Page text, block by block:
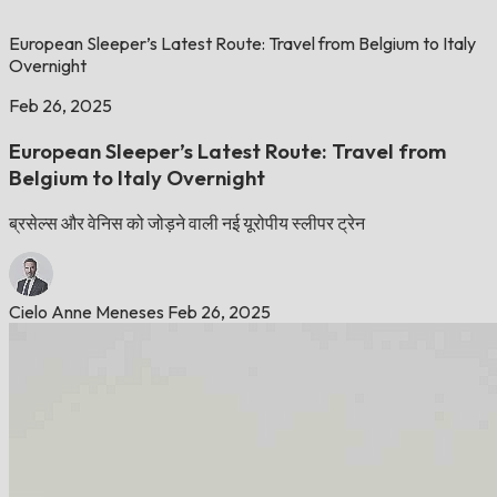
European Sleeper’s Latest Route: Travel from Belgium to Italy
Overnight
Feb 26, 2025
European Sleeper’s Latest Route: Travel from
Belgium to Italy Overnight
ब्रसेल्स और वेनिस को जोड़ने वाली नई यूरोपीय स्लीपर ट्रेन
Cielo Anne Meneses Feb 26, 2025